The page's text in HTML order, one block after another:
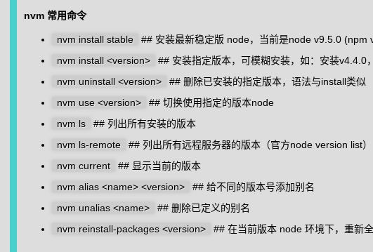
nvm 常用命令
nvm install stable
## 安装最新稳定版 node，当前是node v9.5.0 (npm
nvm install <version>
## 安装指定版本，可模糊安装，如：安装
nvm uninstall <version>
## 删除已安装的指定版本，语法与install类似
nvm use <version>
## 切换使用指定的版本node
nvm ls
## 列出所有安装的版本
nvm ls-remote
## 列出所有远程服务器的版本（官方node version list）
nvm current
## 显示当前的版本
nvm alias <name> <version>
## 给不同的版本号添加别名
nvm unalias <name>
## 删除已定义的别名
nvm reinstall-packages <version>
## 在当前版本 node 环境下，重新